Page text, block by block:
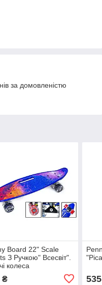
за домовленістю
Board 22" Scale
З Ручкою" Всесвіт".
колеса
₴ 535